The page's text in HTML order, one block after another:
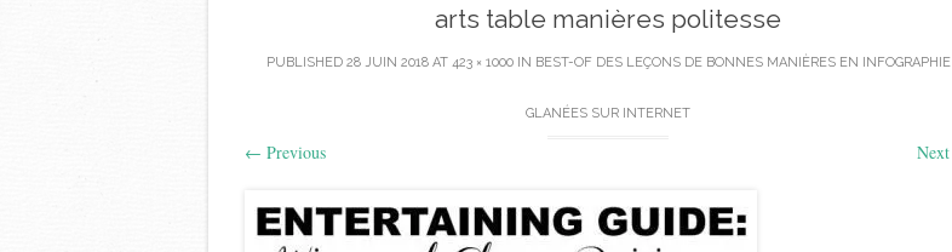
arts table manières politesse
PUBLISHED 28 JUIN 2018AT 423 × 1000IN BEST-OF DES LEÇONS DE BONNES MANIÈRES EN INFOGRAPHIE
GLANÉES SUR INTERNET
← Previous Next